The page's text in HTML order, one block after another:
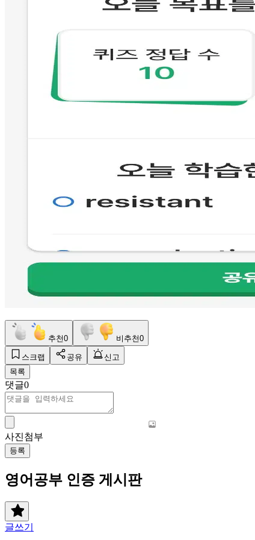
추천0 비추천0
스크랩 공유
신고
목록
댓글0
사진첨부
등록
영어공부 인증 게시판
글쓰기